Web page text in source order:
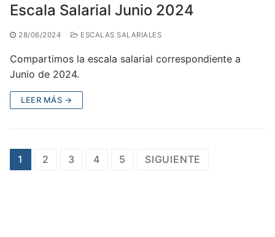
Escala Salarial Junio 2024
28/06/2024 ESCALAS SALARIALES
Compartimos la escala salarial correspondiente a
Junio de 2024.
LEER MÁS →
Paginación
1 2 3 4 5 SIGUIENTE